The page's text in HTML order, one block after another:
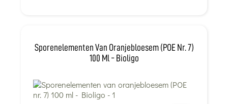
Sporenelementen Van Oranjebloesem (POE Nr. 7)
100 Ml - Bioligo